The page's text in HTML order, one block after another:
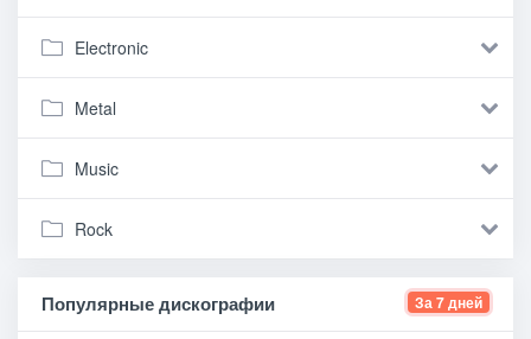
Electronic
Metal
Music
Rock
Популярные дискографии За 7 дней